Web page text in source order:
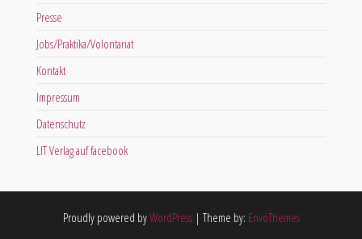
Presse
Jobs/Praktika/Volontariat
Kontakt
Impressum
Datenschutz
LIT Verlag auf facebook
Proudly powered byWordPress | Theme by: EnvoThemes